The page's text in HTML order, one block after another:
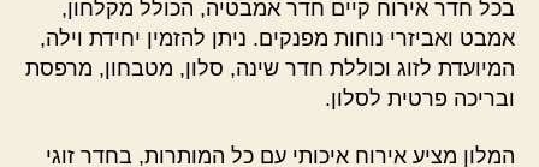
בכל חדר אירוח קיים חדר אמבטיה, הכולל מקלחון,
אמבט ואביזרי נוחות מפנקים. ניתן להזמין יחידת וילה,
המיועדת לזוג וכוללת חדר שינה, סלון, מטבחון, מרפסת
ובריכה פרטית לסלון.
המלון מציע אירוח איכותי עם כל המותרות, בחדר זוגי